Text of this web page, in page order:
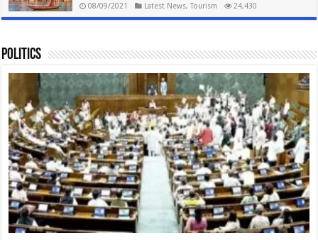
08/09/2021 Latest News,Tourism 24,430
Politics